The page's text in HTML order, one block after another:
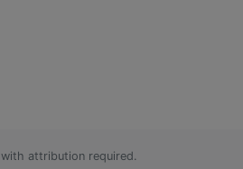
with attribution required.